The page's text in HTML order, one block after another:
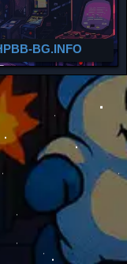
BG.INFO